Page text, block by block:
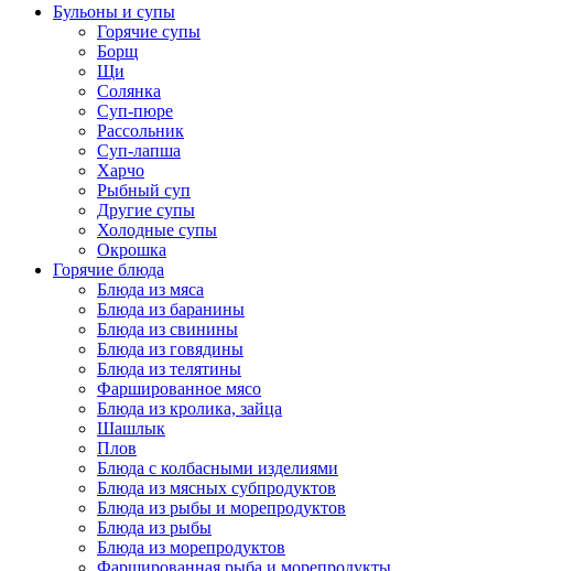
Бульоны и супы
Горячие супы
Борщ
Щи
Солянка
Суп-пюре
Рассольник
Суп-лапша
Харчо
Рыбный суп
Другие супы
Холодные супы
Окрошка
Горячие блюда
Блюда из мяса
Блюда из баранины
Блюда из свинины
Блюда из говядины
Блюда из телятины
Фаршированное мясо
Блюда из кролика, зайца
Шашлык
Плов
Блюда с колбасными изделиями
Блюда из мясных субпродуктов
Блюда из рыбы и морепродуктов
Блюда из рыбы
Блюда из морепродуктов
Фаршированная рыба и морепродукты